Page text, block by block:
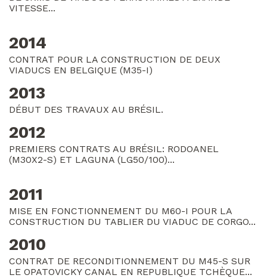
VITESSE...
2014
CONTRAT POUR LA CONSTRUCTION DE DEUX
VIADUCS EN BELGIQUE (M35-I)
2013
DÉBUT DES TRAVAUX AU BRÉSIL.
2012
PREMIERS CONTRATS AU BRÉSIL: RODOANEL
(M30X2-S) ET LAGUNA (LG50/100)...
2011
MISE EN FONCTIONNEMENT DU M60-I POUR LA
CONSTRUCTION DU TABLIER DU VIADUC DE CORGO...
2010
CONTRAT DE RECONDITIONNEMENT DU M45-S SUR
LE OPATOVICKY CANAL EN REPUBLIQUE TCHÈQUE...